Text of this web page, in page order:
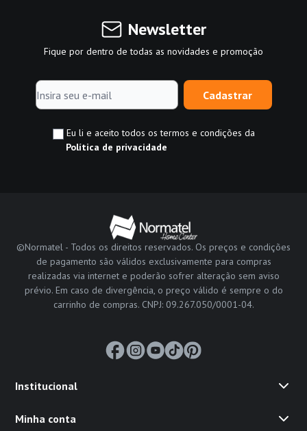
Newsletter
Fique por dentro de todas as novidades e promoção
Cadastrar
Eu li e aceito todos os termos e condições da
Política de privacidade
©Normatel - Todos os direitos reservados. Os preços e condições
de pagamento são válidos exclusivamente para compras
realizadas via internet e poderão sofrer alteração sem aviso
prévio. Em caso de divergência, o preço válido é sempre o do
carrinho de compras. CNPJ: 09.267.050/0001-04.
Institucional
Minha conta